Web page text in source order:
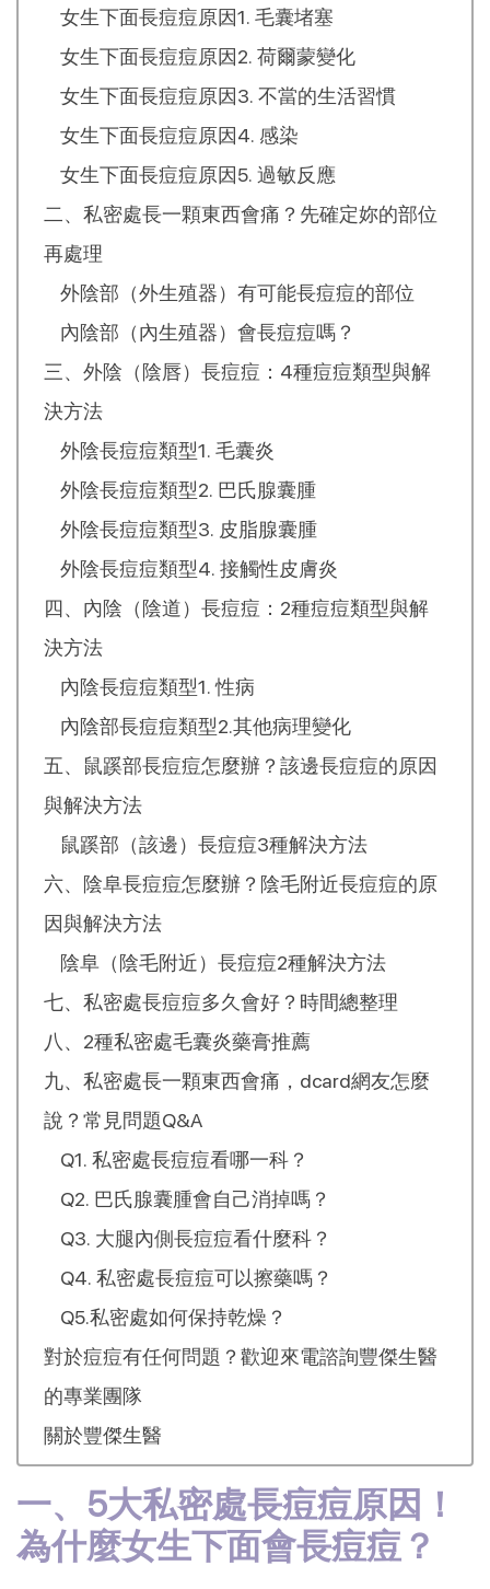
女生下面長痘痘原因1. 毛囊堵塞
女生下面長痘痘原因2. 荷爾蒙變化
女生下面長痘痘原因3. 不當的生活習慣
女生下面長痘痘原因4. 感染
女生下面長痘痘原因5. 過敏反應
二、私密處長一顆東西會痛？先確定妳的部位
再處理
外陰部（外生殖器）有可能長痘痘的部位
內陰部（內生殖器）會長痘痘嗎？
三、外陰（陰唇）長痘痘：4種痘痘類型與解
決方法
外陰長痘痘類型1. 毛囊炎
外陰長痘痘類型2. 巴氏腺囊腫
外陰長痘痘類型3. 皮脂腺囊腫
外陰長痘痘類型4. 接觸性皮膚炎
四、內陰（陰道）長痘痘：2種痘痘類型與解
決方法
內陰長痘痘類型1. 性病
內陰部長痘痘類型2.其他病理變化
五、鼠蹊部長痘痘怎麼辦？該邊長痘痘的原因
與解決方法
鼠蹊部（該邊）長痘痘3種解決方法
六、陰阜長痘痘怎麼辦？陰毛附近長痘痘的原
因與解決方法
陰阜（陰毛附近）長痘痘2種解決方法
七、私密處長痘痘多久會好？時間總整理
八、2種私密處毛囊炎藥膏推薦
九、私密處長一顆東西會痛，dcard網友怎麼
說？常見問題Q&A
Q1. 私密處長痘痘看哪一科？
Q2. 巴氏腺囊腫會自己消掉嗎？
Q3. 大腿內側長痘痘看什麼科？
Q4. 私密處長痘痘可以擦藥嗎？
Q5.私密處如何保持乾燥？
對於痘痘有任何問題？歡迎來電諮詢豐傑生醫
的專業團隊
關於豐傑生醫
一、5大私密處長痘痘原因！
為什麼女生下面會長痘痘？